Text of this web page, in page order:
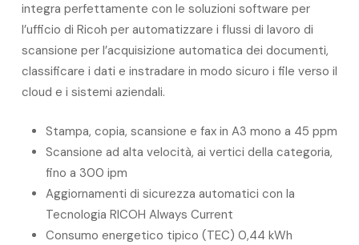
integra perfettamente con le soluzioni software per
l’ufficio di Ricoh per automatizzare i flussi di lavoro di
scansione per l’acquisizione automatica dei documenti,
classificare i dati e instradare in modo sicuro i file verso il
cloud e i sistemi aziendali.
Stampa, copia, scansione e fax in A3 mono a 45 ppm
Scansione ad alta velocità, ai vertici della categoria,
fino a 300 ipm
Aggiornamenti di sicurezza automatici con la
Tecnologia RICOH Always Current
Consumo energetico tipico (TEC) 0,44 kWh